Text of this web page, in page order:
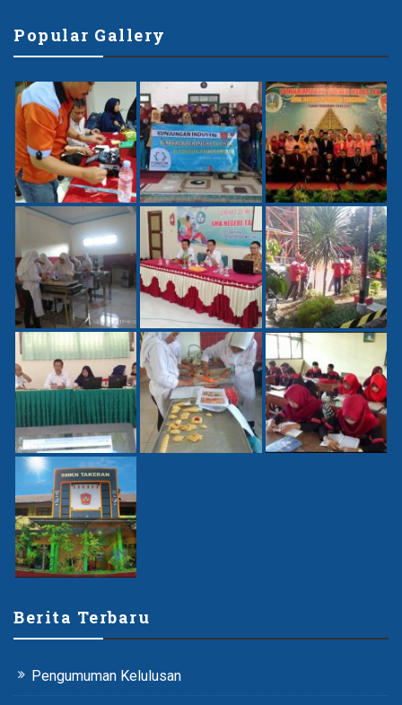
Popular Gallery
Berita Terbaru
Pengumuman Kelulusan